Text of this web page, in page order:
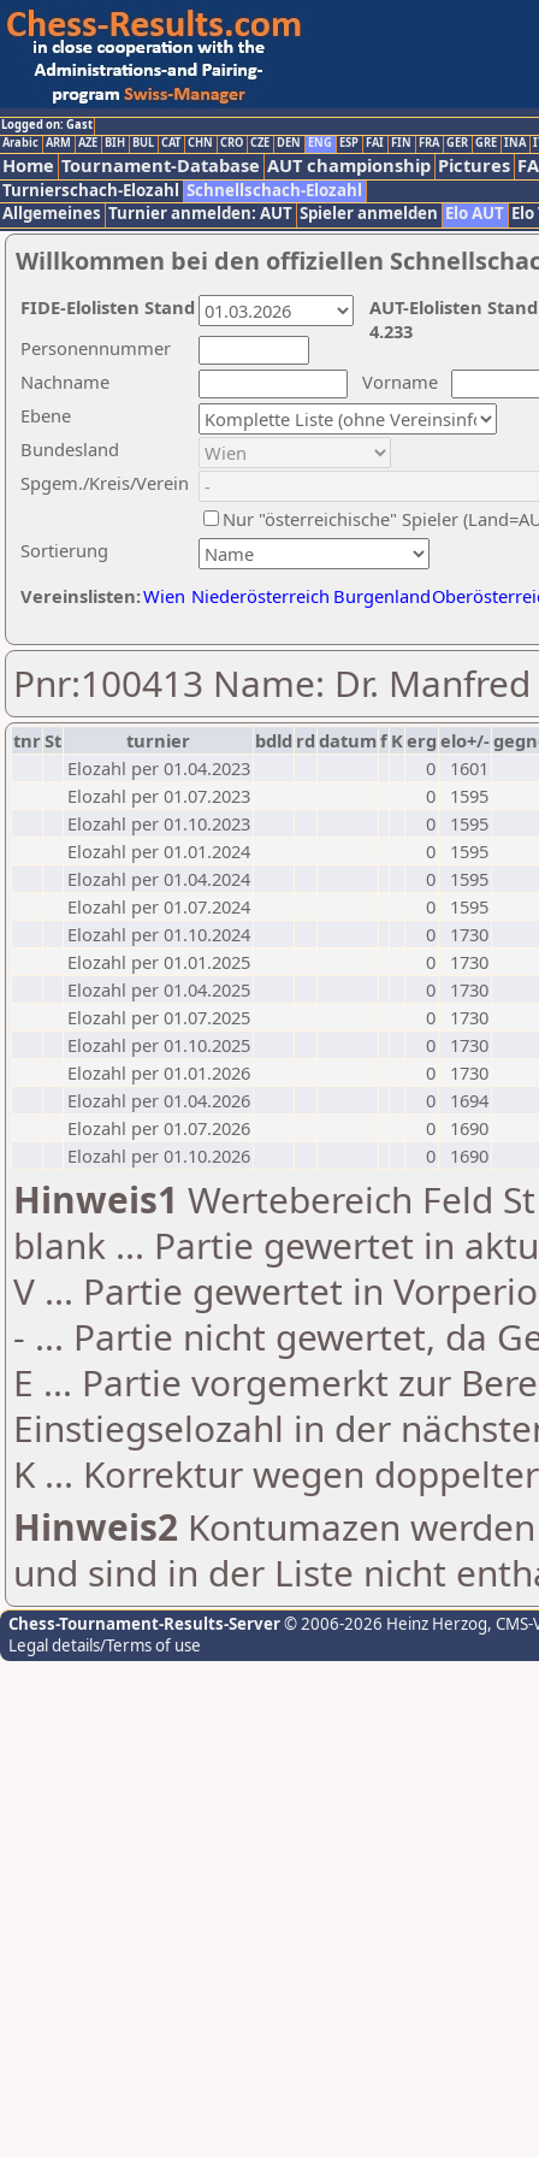
Logged on: Gast
Arabic ARM AZE BIH BUL CAT CHN CRO CZE DEN ENG ESP FAI FIN FRA GER GRE INA
Home Tournament-Database AUT championship Pictures
Turnierschach-Elozahl Schnellschach-Elozahl
Allgemeines Turnier anmelden: AUT Spieler anmelden Elo AUT
Willkommen bei den offiziellen
Nachname
Vorname
Ebene
Sortierung
Personennummer
Bundesland
Spgem./Kreis/Verein
Nur "österreichische" Spieler
Vereinslisten:Wien Niederösterreich Burgenland
AUT-Elolisten
4.233
FIDE-Elolisten Stand
Pnr:100413 Name: Dr.
tnrSt turnier bdld rd datumf Kerg elo+/-
Elozahl per 01.04.2023
0
1601
Elozahl per 01.07.2023
0
1595
Elozahl per 01.10.2023
0
1595
Elozahl per 01.01.2024
0
1595
Elozahl per 01.04.2024
0
1595
Elozahl per 01.07.2024
0
1595
Elozahl per 01.10.2024
0
1730
Elozahl per 01.01.2025
0
1730
Elozahl per 01.04.2025
0
1730
Elozahl per 01.07.2025
0
1730
Elozahl per 01.10.2025
0
1730
Elozahl per 01.01.2026
0
1730
Elozahl per 01.04.2026
0
1694
Elozahl per 01.07.2026
0
1690
Elozahl per 01.10.2026
0 1690
Hinweis1 Wertebereich Feld
blank ... Partie gewertet in
V ... Partie gewertet in
- ... Partie nicht gewertet, da
E ... Partie vorgemerkt zur
Einstiegselozahl in der
K ... Korrektur wegen
Hinweis2 Kontumazen
und sind in der Liste nicht
Chess-Tournament-Results-Server© 2006-2026 Heinz Herzog,
Legal details/Terms of use